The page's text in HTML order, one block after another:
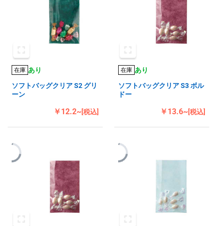
在庫 あり
ソフトバッグクリア S2 グリ
ーン
￥12.2~[税込]
在庫 あり
ソフトバッグクリア S3 ボル
ドー
￥13.6~[税込]